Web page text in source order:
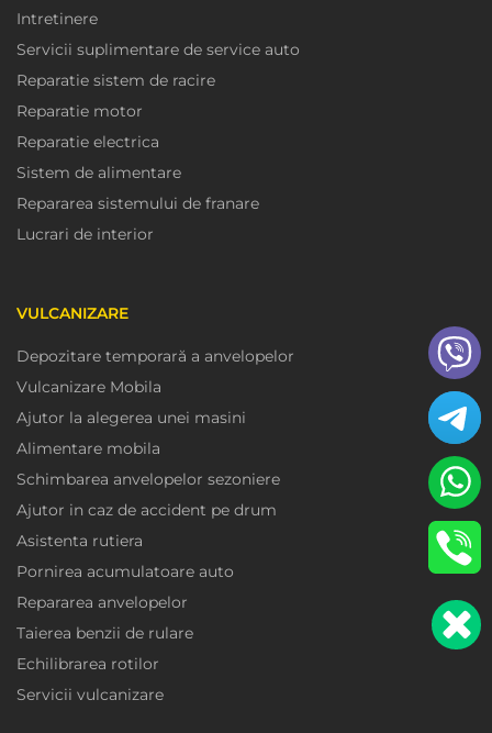
Intretinere
Servicii suplimentare de service auto
Reparatie sistem de racire
Reparatie motor
Reparatie electrica
Sistem de alimentare
Repararea sistemului de franare
Lucrari de interior
VULCANIZARE
Depozitare temporară a anvelopelor
Vulcanizare Mobila
Ajutor la alegerea unei masini
Alimentare mobila
Schimbarea anvelopelor sezoniere
Ajutor in caz de accident pe drum
Asistenta rutiera
Pornirea acumulatoare auto
Repararea anvelopelor
Taierea benzii de rulare
Echilibrarea rotilor
Servicii vulcanizare